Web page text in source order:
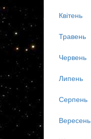
Квітень
Травень
Червень
Липень
Серпень
Вересень